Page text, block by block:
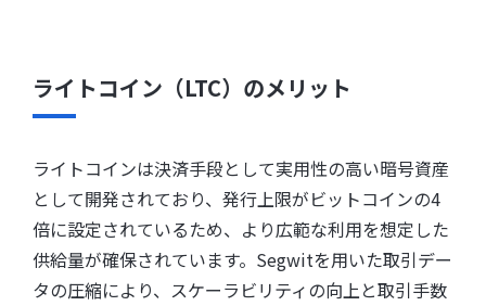
ライトコイン（LTC）のメリット
ライトコインは決済手段として実用性の高い暗号資産
として開発されており、発行上限がビットコインの4
倍に設定されているため、より広範な利用を想定した
供給量が確保されています。Segwitを用いた取引デー
タの圧縮により、スケーラビリティの向上と取引手数